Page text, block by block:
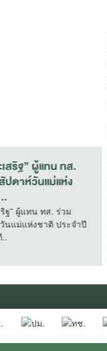
เพ็ญกุศลปัญญาสม
วัน) น้อมอุทิศถวาย
พ็ญกุศลปัญญาสมวาร
อมอุทิศถวายเป็นพระ
ด็จพระเ..